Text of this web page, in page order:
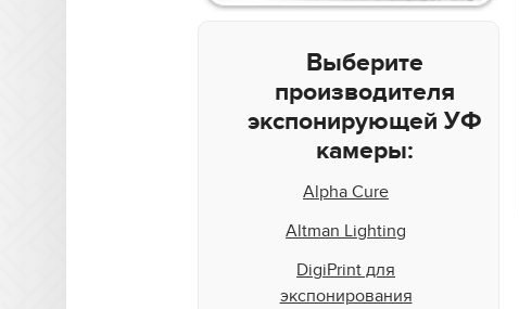
Выберите
производителя
экспонирующей УФ
камеры:
Alpha Cure
Altman Lighting
DigiPrint для
экспонирования